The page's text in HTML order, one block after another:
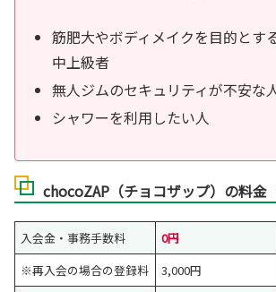
筋肥大やボディメイクを目的とす
中上級者
無人ジムのセキュリティが不安な
シャワーを利用したい人
chocoZAP（チョコザップ）の料金
入会金・事務手数料
0円
※再入会の場合の登録料
3,000円